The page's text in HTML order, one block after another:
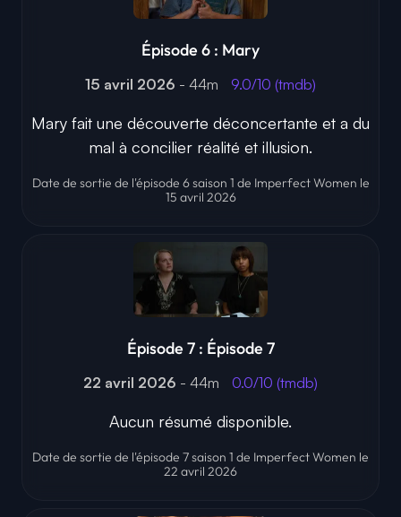
Épisode 6 : Mary
15 avril 2026 - 44m 9.0/10 (tmdb)
Mary fait une découverte déconcertante et a du
mal à concilier réalité et illusion.
Date de sortie de l'épisode 6 saison 1 de Imperfect Women le
15 avril 2026
Épisode 7 : Épisode 7
22 avril 2026 - 44m 0.0/10 (tmdb)
Aucun résumé disponible.
Date de sortie de l'épisode 7 saison 1 de Imperfect Women le
22 avril 2026